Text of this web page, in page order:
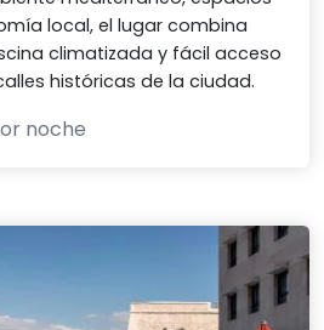
local, el lugar combina
climatizada y fácil acceso
históricas de la ciudad.
noche